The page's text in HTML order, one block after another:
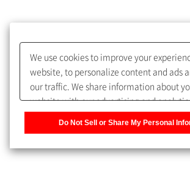
めします。
My SHIMADZU for Analyticalへ登録いただ
取扱説明書・Webinarなどの閲覧ができま
うになります。
We use cookies to improve your
website, to personalize content and ads
our traffic. We share information about
website with our advertising and
Do Not Sell or Share My Personal